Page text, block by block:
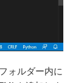
ォルダー内に